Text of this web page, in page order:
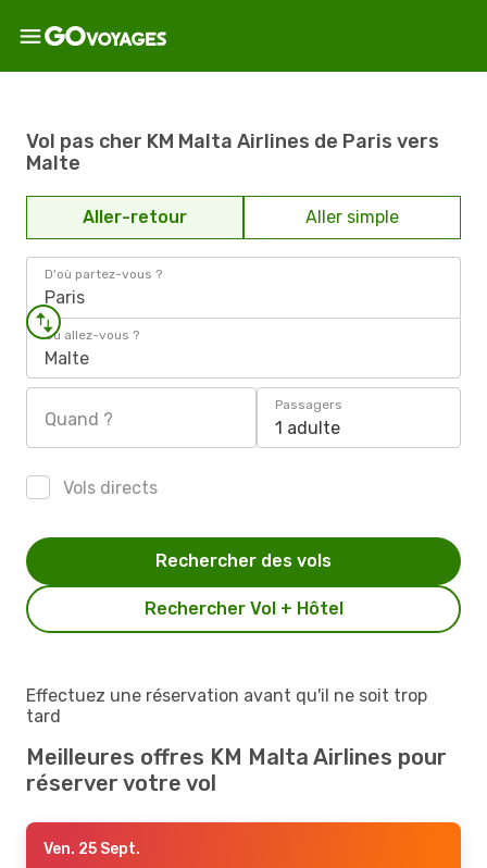
Vol pas cher KM Malta Airlines de Paris vers
Malte
Aller-retour Aller simple
D'où partez-vous ?
Paris
Où allez-vous ?
Malte
Quand ?
Passagers
1 adulte
Vols directs
Rechercher Vol + Hôtel
Rechercher des vols
Effectuez une réservation avant qu'il ne soit trop
tard
Meilleures offres KM Malta Airlines pour
réserver votre vol
Ven. 25 Sept.